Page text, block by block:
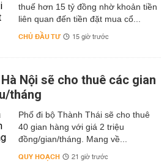
thuế hơn 15 tỷ đồng nhờ khoản tiền
liên quan đến tiền đặt mua cổ...
CHỦ ĐẦU TƯ 15 giờ trước
Nội sẽ cho thuê các gian
tháng
Phố đi bộ Thành Thái sẽ cho thuê
40 gian hàng với giá 2 triệu
đồng/gian/tháng. Mang về...
QUY HOẠCH 21 giờ trước